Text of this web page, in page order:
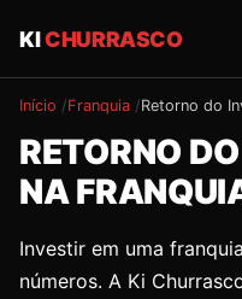
KICHURRASCO
Início Franquia Retorno do
RETORNO
NA
Investir em uma
números. A Ki